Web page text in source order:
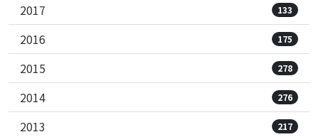
2017 133
2016 175
2015 278
2014 276
2013 217